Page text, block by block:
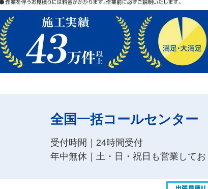
全国一括コールセンター
受付時間｜24時間受付
年中無休｜土・日・祝日も営業してお